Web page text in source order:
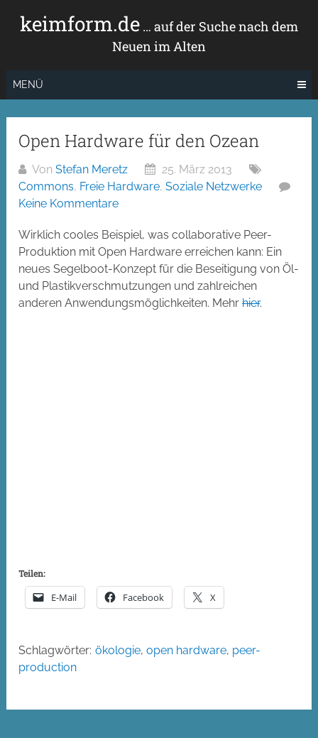
Inhaltkeimform.de… auf der Suche nach dem
Neuen im Alten
MENÜ
Open Hardware für den Ozean
VonStefan Meretz
25. März 2013
Commons, Freie Hardware,Soziale Netzwerke
Keine Kommentare
Wirklich cooles Beispiel, was collaborative Peer-
Produktion mit Open Hardware erreichen kann: Ein
neues Segelboot-Konzept für die Beseitigung von Öl-
und Plastikverschmutzungen und zahlreichen
anderen Anwendungsmöglichkeiten. Mehrhier.
Teilen:
E-Mail Facebook X
Schlagwörter: ökologie,open hardware, peer-
production